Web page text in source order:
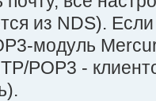
из NDS).
модуль
POP3 -